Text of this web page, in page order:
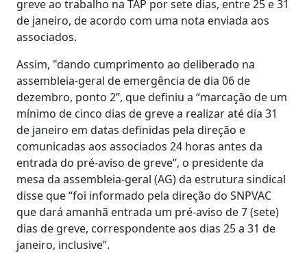
greve ao trabalho na TAP por sete dias, entre 25 e 31
de janeiro, de acordo com uma nota enviada aos
associados.
Assim, "dando cumprimento ao deliberado na
assembleia-geral de emergência de dia 06 de
dezembro, ponto 2”, que definiu a “marcação de um
mínimo de cinco dias de greve a realizar até dia 31
de janeiro em datas definidas pela direção e
comunicadas aos associados 24 horas antes da
entrada do pré-aviso de greve”, o presidente da
mesa da assembleia-geral (AG) da estrutura sindical
disse que “foi informado pela direção do SNPVAC
que dará amanhã entrada um pré-aviso de 7 (sete)
dias de greve, correspondente aos dias 25 a 31 de
janeiro, inclusive”.